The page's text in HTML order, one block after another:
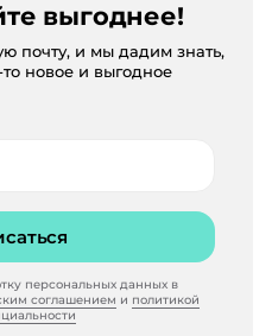
выгоднее!
почту, и мы дадим знать,
то новое и выгодное
персональных данных в
соглашением и политикой